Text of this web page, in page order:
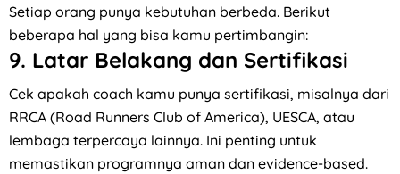
Setiap orang punya kebutuhan berbeda. Berikut
beberapa hal yang bisa kamu pertimbangin:
9. Latar Belakang dan Sertifikasi
Cek apakah coach kamu punya sertifikasi, misalnya dari
RRCA (Road Runners Club of America), UESCA, atau
lembaga terpercaya lainnya. Ini penting untuk
memastikan programnya aman dan evidence-based.